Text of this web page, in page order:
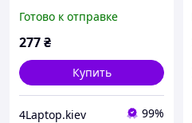
Готово к отправке
277₴
Купить
4Laptop.kiev 99%